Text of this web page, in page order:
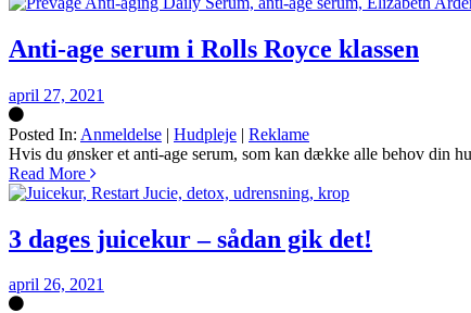
Anti-age serum i Rolls Royce klassen
april 27, 2021
Posted In: Anmeldelse | Hudpleje | Reklame
Silke
Hvis du ønsker et anti-age serum, som kan dække alle behov din
Read More
3 dages juicekur – sådan gik det!
april 26, 2021